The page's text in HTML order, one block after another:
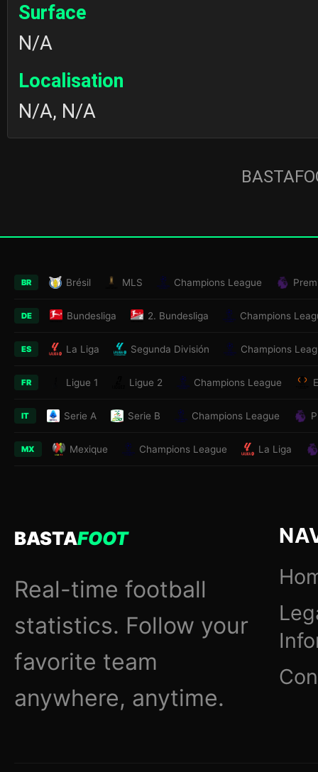
Surface
N/A
Localisation
N/A, N/A
BR Brésil MLS Champions League
DE Bundesliga 2. Bundesliga Champions
ES La Liga Segunda División Champions
FR Ligue 1 Ligue 2 Champions League
IT Serie A Serie B Champions League
MX Mexique Champions League La Liga
BASTAFOOT
Real-time football
statistics. Follow your
favorite team
anywhere, anytime.